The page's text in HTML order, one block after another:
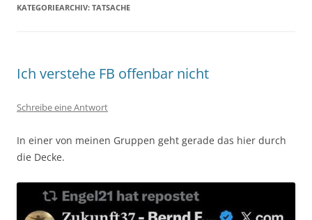
KATEGORIEARCHIV: TATSACHE
Ich verstehe FB offenbar nicht
Schreibe eine Antwort
In einer von meinen Gruppen geht gerade das hier durch
die Decke.